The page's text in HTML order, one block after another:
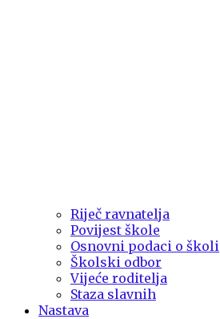
Riječ ravnatelja
Povijest škole
Osnovni podaci o školi
Školski odbor
Vijeće roditelja
Staza slavnih
Nastava